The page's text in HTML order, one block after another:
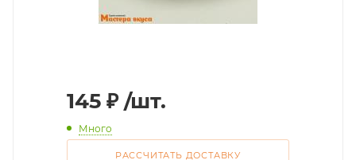
145 ₽ /шт.
Много
РАССЧИТАТЬ ДОСТАВКУ